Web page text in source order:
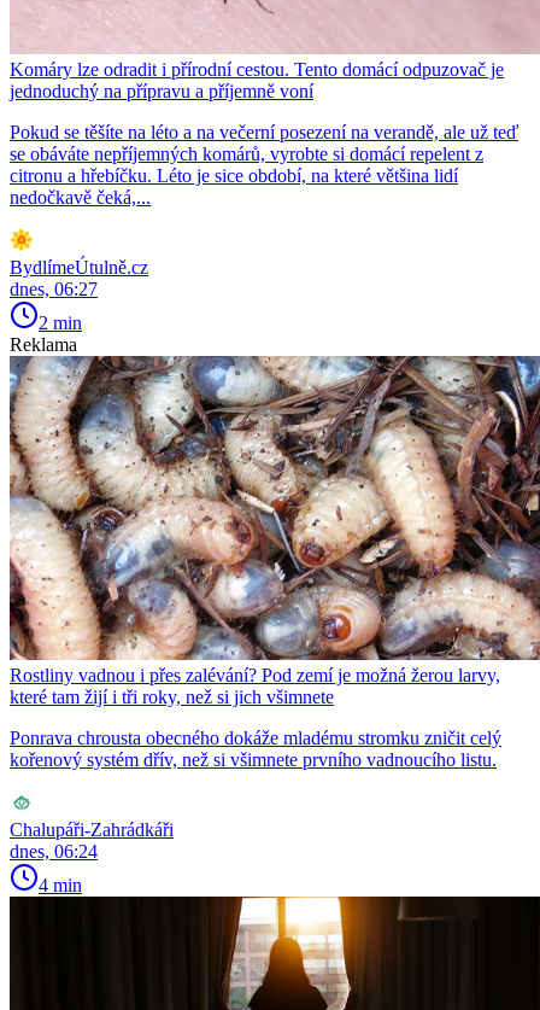
Komáry lze odradit i přírodní cestou. Tento domácí odpuzovač je
jednoduchý na přípravu a příjemně voní
Pokud se těšíte na léto a na večerní posezení na verandě, ale už teď
se obáváte nepříjemných komárů, vyrobte si domácí repelent z
citronu a hřebíčku. Léto je sice období, na které většina lidí
nedočkavě čeká,...
BydlímeÚtulně.cz
dnes, 06:27
2 min
Reklama
Rostliny vadnou i přes zalévání? Pod zemí je možná žerou larvy,
které tam žijí i tři roky, než si jich všimnete
Ponrava chrousta obecného dokáže mladému stromku zničit celý
kořenový systém dřív, než si všimnete prvního vadnoucího listu.
Chalupáři-Zahrádkáři
dnes, 06:24
4 min